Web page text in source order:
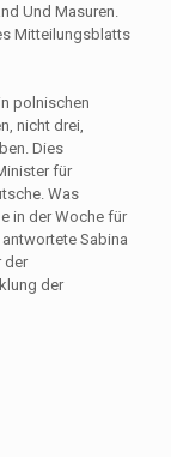
Und Masuren.
Mitteilungsblatts
polnischen
nicht drei,
Dies
für
Was
in der Woche für
Sabina
der
der